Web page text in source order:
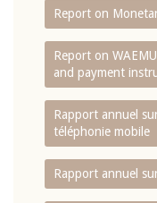
Report on
Report on
and payment
Rapport annuel
téléphonie mobile
Rapport annuel